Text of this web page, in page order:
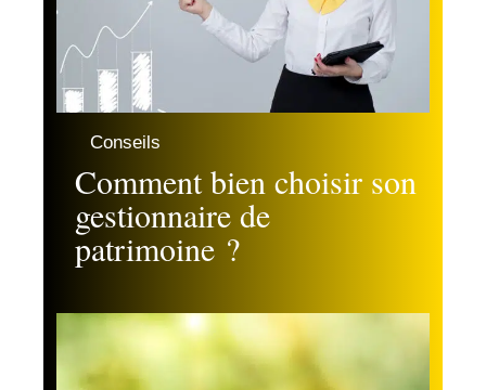
Conseils
Comment bien choisir son
gestionnaire de
patrimoine ?